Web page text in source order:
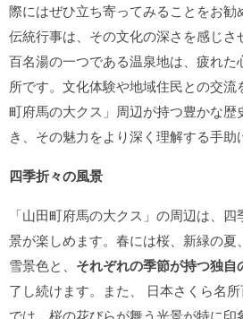
際にはぜひ立ち寄ってみることをお
伝統行事は、その文化の深さを感じさ
百名湯の一つである温泉地は、疲れ
所です。文化体験や地域住民との交流
町府馬の大クス」周辺が持つ豊かな歴
き、その魅力をより深く理解する手助
四季折々の風景
「山田町府馬の大クス」の周辺は、
景が楽しめます。春には桜、新緑の
雪景色と、 それぞれの季節が持つ独自
了し続けます。また、 日本さくら名
では、桜の花びらが舞う光景が特に